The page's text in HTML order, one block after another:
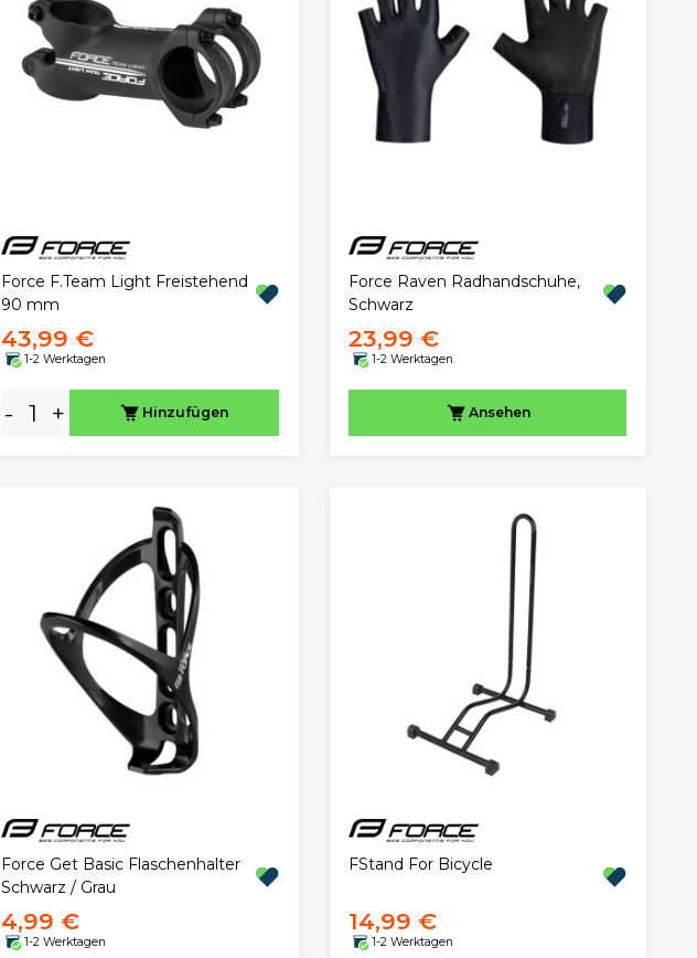
Force F.Team Light Freistehend
90 mm
43,99 €
1-2 Werktagen
- + Hinzufügen
Force Raven Radhandschuhe,
Schwarz
23,99 €
1-2 Werktagen
Ansehen
Force Get Basic Flaschenhalter
Schwarz / Grau
4,99 €
1-2 Werktagen
FStand For Bicycle
14,99 €
1-2 Werktagen